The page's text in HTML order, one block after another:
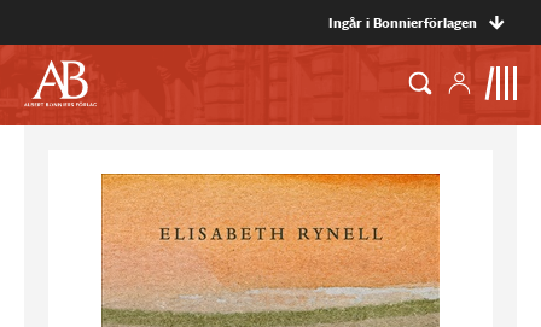
Ingår i Bonnierförlagen